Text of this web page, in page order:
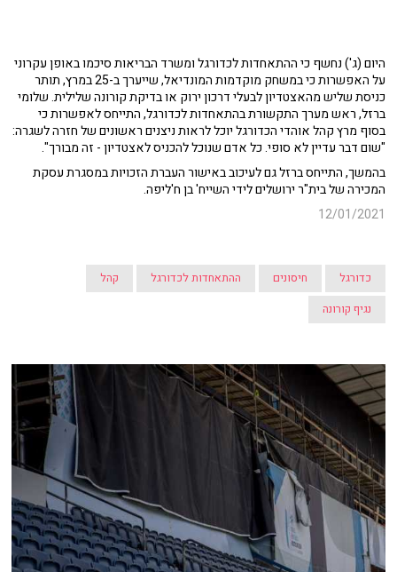
היום (ג') נחשף כי ההתאחדות לכדורגל ומשרד הבריאות סיכמו באופן עקרוני
על האפשרות כי במשחק מוקדמות המונדיאל, שייערך ב-25 במרץ, תותר
כניסת שליש מהאצטדיון לבעלי דרכון ירוק או בדיקת קורונה שלילית. שלומי
ברזל, ראש מערך התקשורת בהתאחדות לכדורגל, התייחס לאפשרות כי
בסוף מרץ קהל אוהדי הכדורגל יוכל לראות ניצנים ראשונים של חזרה לשגרה:
"שום דבר עדיין לא סופי. כל אדם שנוכל להכניס לאצטדיון - זה מבורך".
בהמשך, התייחס ברזל גם לעיכוב באישור העברת הזכויות במסגרת עסקת
המכירה של בית"ר ירושלים לידי השייח' בן ח'ליפה.
12/01/2021
כדורגל חיסונים ההתאחדות לכדורגל
קהל
נגיף קורונה